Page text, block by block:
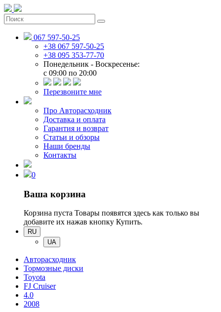
067 597-50-25
+38 067 597-50-25
+38 095 353-77-70
Понедельник - Воскресенье:
c 09:00 по 20:00
Перезвоните мне
Про Авторасходник
Доставка и оплата
Гарантия и возврат
Статьи и обзоры
Наши бренды
Контакты
0
Ваша корзина
Корзина пуста Товары появятся здесь как только вы
добавите их нажав кнопку Купить.
RU
UA
Авторасходник
Тормозные диски
Toyota
FJ Cruiser
4.0
2008